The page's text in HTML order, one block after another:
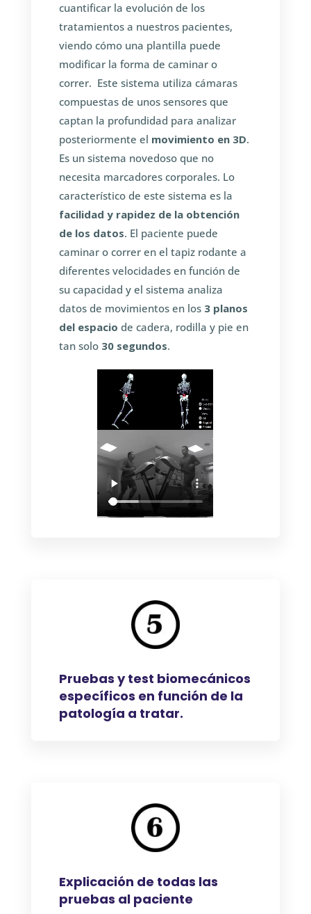
cuantificar la evolución de los
tratamientos a nuestros pacientes,
viendo cómo una plantilla puede
modificar la forma de caminar o
correr. Este sistema utiliza cámaras
compuestas de unos sensores que
captan la profundidad para analizar
posteriormente el movimiento en 3D.
Es un sistema novedoso que no
necesita marcadores corporales. Lo
característico de este sistema es la
facilidad y rapidez de la obtención
de los datos. El paciente puede
caminar o correr en el tapiz rodante a
diferentes velocidades en función de
su capacidad y el sistema analiza
datos de movimientos en los 3 planos
del espacio de cadera, rodilla y pie en
tan solo 30 segundos.
Pruebas y test biomecánicos
específicos en función de la
patología a tratar.
Explicación de todas las
pruebas al paciente